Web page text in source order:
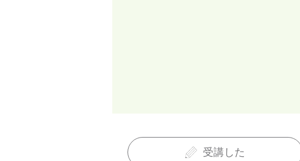
受講した